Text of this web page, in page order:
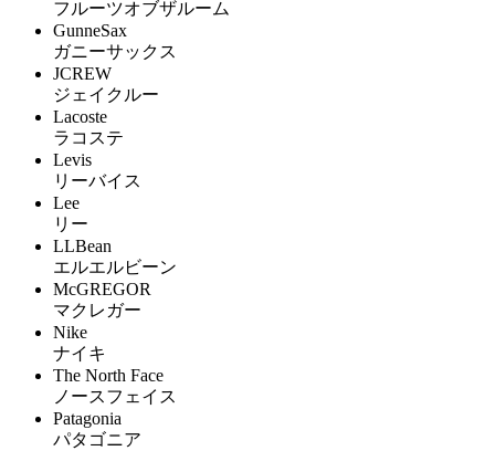
フルーツオブザルーム
GunneSax
ガニーサックス
JCREW
ジェイクルー
Lacoste
ラコステ
Levis
リーバイス
Lee
リー
LLBean
エルエルビーン
McGREGOR
マクレガー
Nike
ナイキ
The North Face
ノースフェイス
Patagonia
パタゴニア